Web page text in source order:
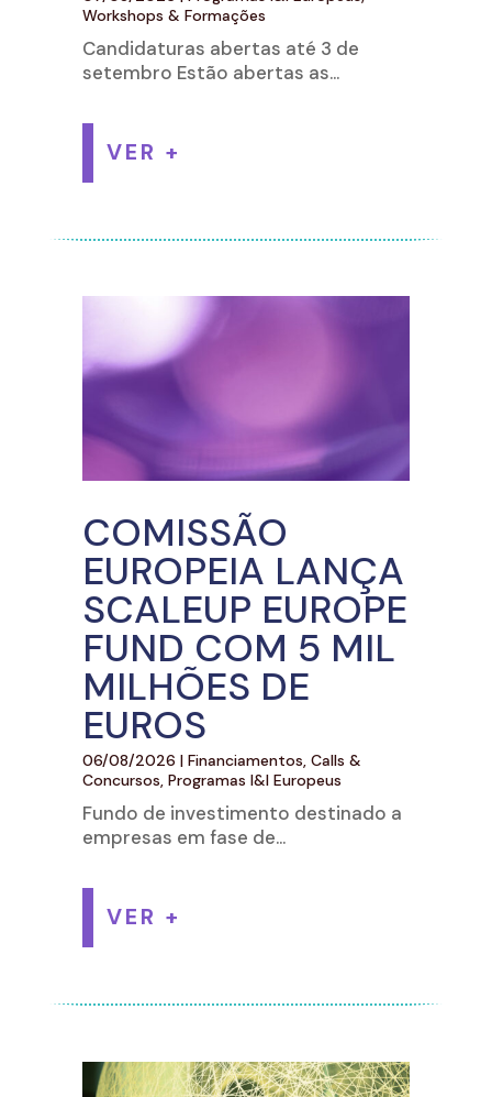
Workshops & Formações
Candidaturas abertas até 3 de
setembro Estão abertas as...
VER +
COMISSÃO
EUROPEIA LANÇA
SCALEUP EUROPE
FUND COM 5 MIL
MILHÕES DE
EUROS
06/08/2026 | Financiamentos, Calls &
Concursos, Programas I&I Europeus
Fundo de investimento destinado a
empresas em fase de...
VER +